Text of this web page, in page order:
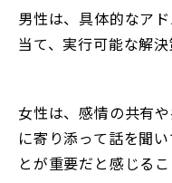
男性は、具体的なア
当て、実行可能な解
女性は、感情の共有
に寄り添って話を聞
とが重要だと感じる